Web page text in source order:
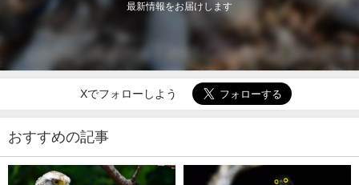
最新情報をお届けします
Xでフォローしよう
おすすめの記事